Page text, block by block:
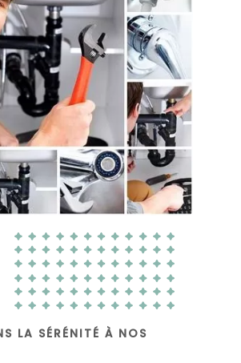
LA SÉRÉNITÉ À NOS